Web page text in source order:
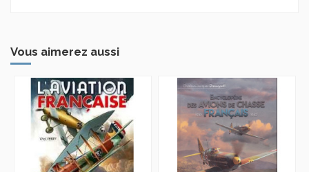
Vous aimerez aussi